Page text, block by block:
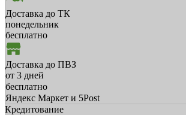
Доставка до ТК
понедельник
бесплатно
Доставка до ПВЗ
от 3 дней
бесплатно
Яндекс Маркет и 5Post
Кредитование